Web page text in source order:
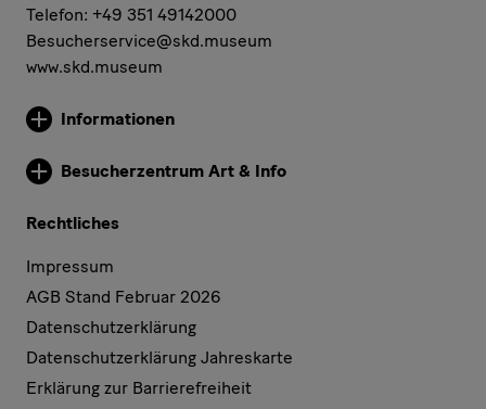
Telefon: +49 351 49142000
Besucherservice@skd.museum
www.skd.museum
Weitere Informationen
Informationen
Weitere Informationen
Besucherzentrum Art & Info
Rechtliches
Impressum
AGB Stand Februar 2026
Datenschutzerklärung
Datenschutzerklärung Jahreskarte
Erklärung zur Barrierefreiheit